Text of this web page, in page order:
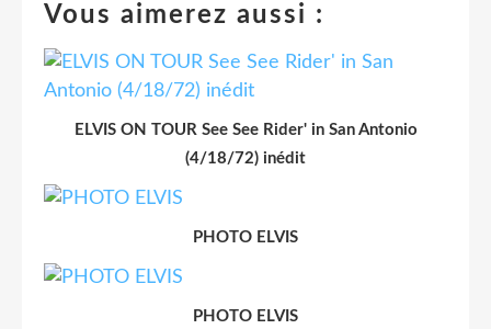
Vous aimerez aussi :
ELVIS ON TOUR See See Rider' in San Antonio
(4/18/72) inédit
PHOTO ELVIS
PHOTO ELVIS